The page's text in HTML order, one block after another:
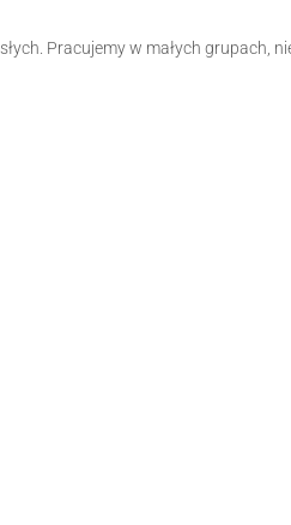
Pracujemy w małych grupach,